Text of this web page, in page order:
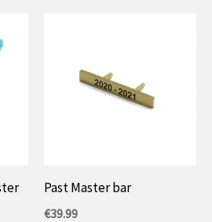
Past Master bar
€39.99